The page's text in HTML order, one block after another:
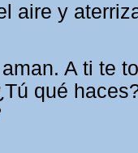
aire y
A ti te
qué